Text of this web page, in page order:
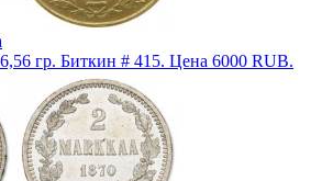
гр. Биткин # 415. Цена 6000 RUB.